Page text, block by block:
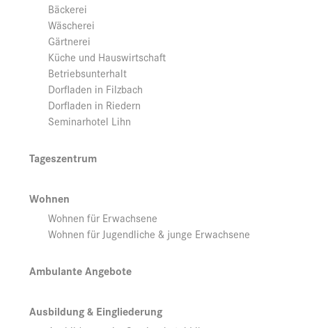
Bäckerei
Wäscherei
Gärtnerei
Küche und Hauswirtschaft
Betriebsunterhalt
Dorfladen in Filzbach
Dorfladen in Riedern
Seminarhotel Lihn
Tageszentrum
Wohnen
Wohnen für Erwachsene
Wohnen für Jugendliche & junge Erwachsene
Ambulante Angebote
Ausbildung & Eingliederung